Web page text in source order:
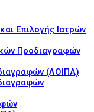
Επιλογής Ιατρών
Προδιαγραφών
(ΛΟΙΠΑ)